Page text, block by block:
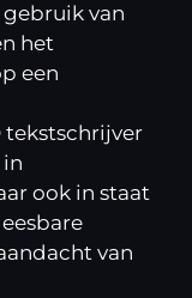
van
het
een
tekstschrijver
ook in staat
van